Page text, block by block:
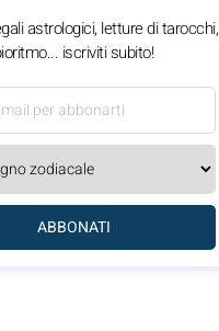
astrologici, letture di tarocchi,
iscriviti subito!
ABBONATI